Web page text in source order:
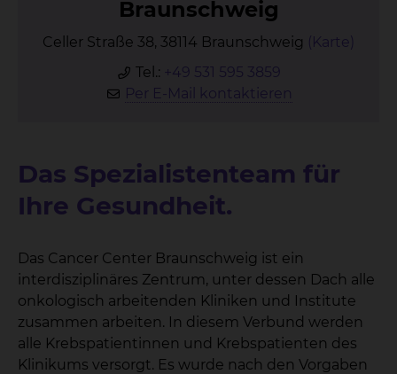
Braun­schweig
Celler Straße 38, 38114 Braunschweig (Karte)
Tel.: +49 531 595 3859
Per E-Mail kontaktieren
Das Spezialistenteam für
Ihre Gesundheit.
Das Cancer Center Braunschweig ist ein
interdisziplinäres Zentrum, unter dessen Dach alle
onkologisch arbeitenden Kliniken und Institute
zusammen arbeiten. In diesem Verbund werden
alle Krebspatientinnen und Krebspatienten des
Klinikums versorgt. Es wurde nach den Vorgaben